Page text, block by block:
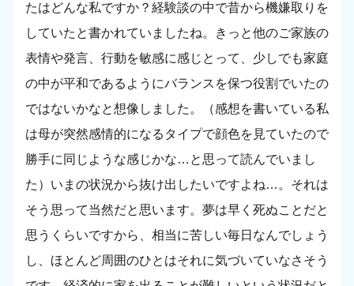
たはどんな私ですか？経験談の中で昔から機嫌取りを
していたと書かれていましたね。きっと他のご家族の
表情や発言、行動を敏感に感じとって、少しでも家庭
の中が平和であるようにバランスを保つ役割でいたの
ではないかなと想像しました。（感想を書いている私
は母が突然感情的になるタイプで顔色を見ていたので
勝手に同じような感じかな…と思って読んでいまし
た）いまの状況から抜け出したいですよね…。それは
そう思って当然だと思います。夢は早く死ぬことだと
思うくらいですから、相当に苦しい毎日なんでしょう
し、ほとんど周囲のひとはそれに気づいていなさそう